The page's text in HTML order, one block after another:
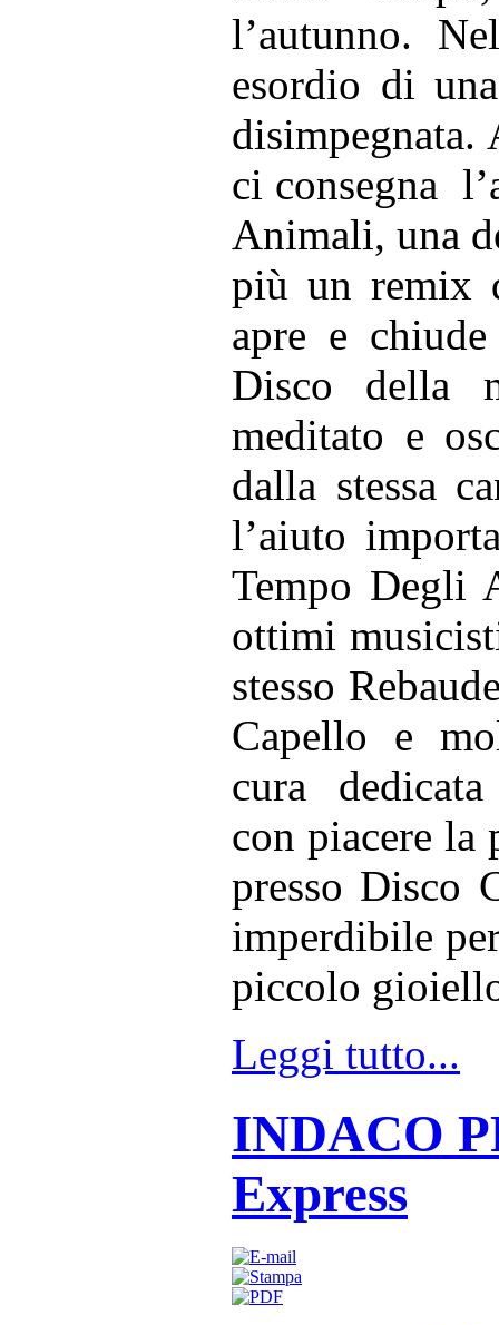
l’autunno.
esordio di
disimpegnata.
ci consegna
Animali, una
più un remix
apre e
Disco della
meditato e
dalla stessa
l’aiuto
Tempo Degli
ottimi
stesso
Capello e
cura dedicata
con piacere la
presso Disco
imperdibile
piccolo
Leggi tutto...
INDACO
Express